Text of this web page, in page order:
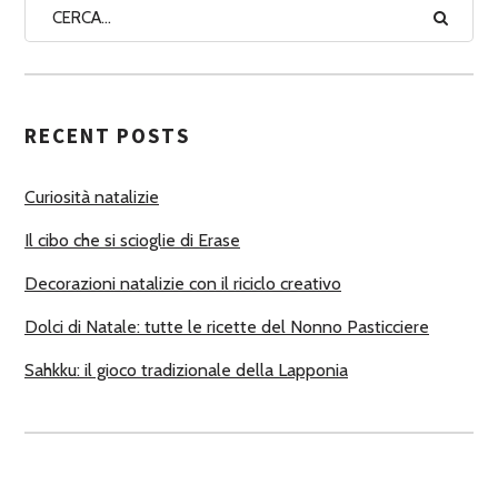
A
U
O
I
RECENT POSTS
Curiosità natalizie
Il cibo che si scioglie di Erase
Decorazioni natalizie con il riciclo creativo
Dolci di Natale: tutte le ricette del Nonno Pasticciere
Sahkku: il gioco tradizionale della Lapponia